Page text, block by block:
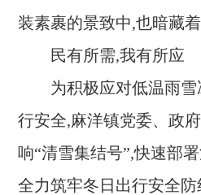
装素裹的景致中,也暗藏
民有所需,我有所应
为积极应对低温雨
行安全,麻洋镇党委、政
响“清雪集结号”,快速部
全力筑牢冬日出行安全防